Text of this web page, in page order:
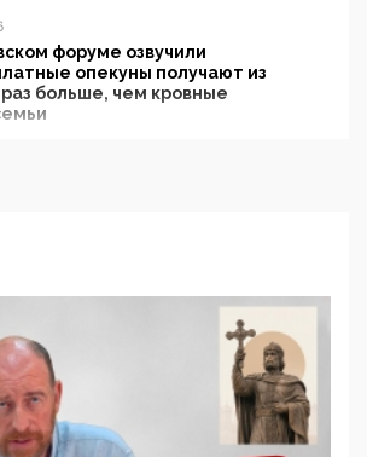
форуме озвучили
опекуны получают из
больше, чем кровные
ЮНЕСКО в России, но
продолжают определять
граждан: Минцифры намерено
и муниципалитетов право
дома и социальные объекты от